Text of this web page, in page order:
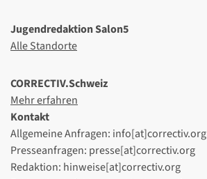
Jugendredaktion Salon5
Alle Standorte
CORRECTIV.Schweiz
Mehr erfahren
Kontakt
Allgemeine Anfragen: info[at]correctiv.org
Presseanfragen: presse[at]correctiv.org
Redaktion: hinweise[at]correctiv.org